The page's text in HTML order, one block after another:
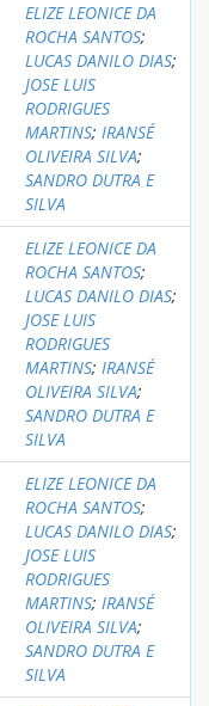
ELIZE LEONICE DA
ROCHA SANTOS;
LUCAS DANILO DIAS;
JOSE LUIS
RODRIGUES
MARTINS; IRANSÉ
OLIVEIRA SILVA;
SANDRO DUTRA E
SILVA
ELIZE LEONICE DA
ROCHA SANTOS;
LUCAS DANILO DIAS;
JOSE LUIS
RODRIGUES
MARTINS; IRANSÉ
OLIVEIRA SILVA;
SANDRO DUTRA E
SILVA
ELIZE LEONICE DA
ROCHA SANTOS;
LUCAS DANILO DIAS;
JOSE LUIS
RODRIGUES
MARTINS; IRANSÉ
OLIVEIRA SILVA;
SANDRO DUTRA E
SILVA